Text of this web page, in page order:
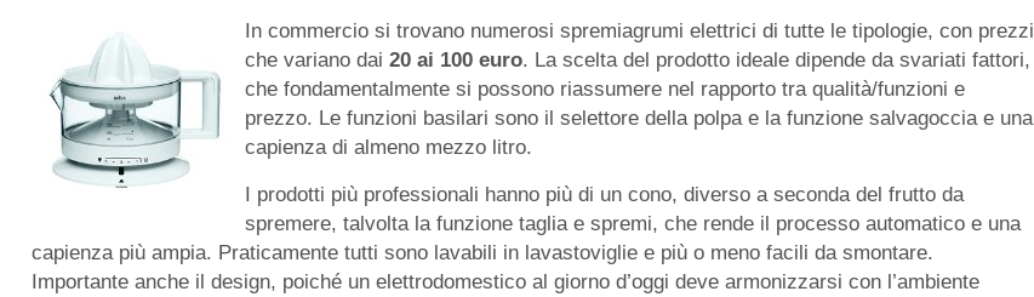
In commercio si trovano numerosi spremiagrumi elettrici di tutte le tipologie, con prezzi
che variano dai 20 ai 100 euro. La scelta del prodotto ideale dipende da svariati fattori,
che fondamentalmente si possono riassumere nel rapporto tra qualità/funzioni e
prezzo. Le funzioni basilari sono il selettore della polpa e la funzione salvagoccia e una
capienza di almeno mezzo litro.
I prodotti più professionali hanno più di un cono, diverso a seconda del frutto da
spremere, talvolta la funzione taglia e spremi, che rende il processo automatico e una
capienza più ampia. Praticamente tutti sono lavabili in lavastoviglie e più o meno facili da smontare.
Importante anche il design, poiché un elettrodomestico al giorno d’oggi deve armonizzarsi con l’ambiente